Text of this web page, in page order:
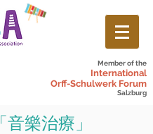
Member of the
International
Orff-Schulwerk Forum
Salzburg
「音樂治療」